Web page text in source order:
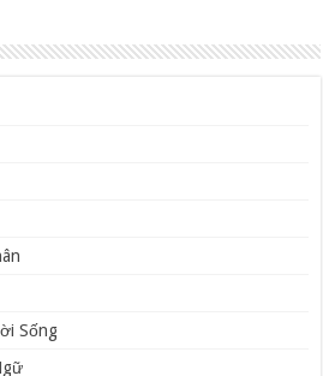
Sống